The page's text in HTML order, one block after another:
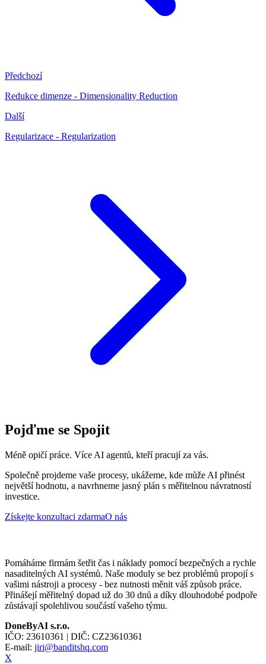
Předchozí
Redukce dimenze - Dimensionality Reduction
Další
Regularizace - Regularization
Pojďme se Spojit
Méně opičí práce. Více AI agentů, kteří pracují za vás.
Společně projdeme vaše procesy, ukážeme, kde může AI přinést
největší hodnotu, a navrhneme jasný plán s měřitelnou návratností
investice.
Získejte konzultaci zdarmaO nás
Pomáháme firmám šetřit čas i náklady pomocí bezpečných a rychle
nasaditelných AI systémů. Naše moduly se bez problémů propojí s
vašimi nástroji a procesy - bez nutnosti měnit váš způsob práce.
Přinášejí měřitelný dopad už do 30 dnů a díky dlouhodobé podpoře
zůstávají spolehlivou součástí vašeho týmu.
DoneByAI s.r.o.
IČO: 23610361 | DIČ: CZ23610361
E-mail: jiri@banditshq.com
X